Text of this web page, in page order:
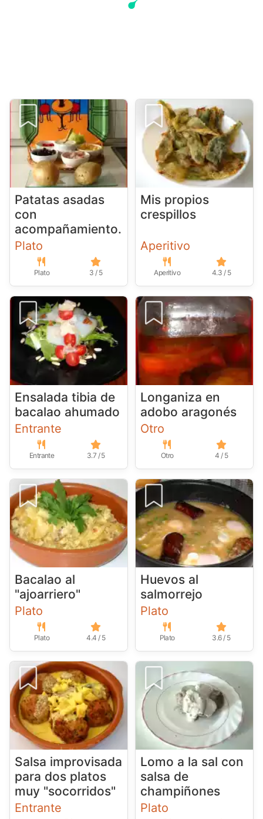
Patatas asadas
con
acompañamiento.
Plato
Plato 3 / 5
Mis propios
crespillos
Aperitivo
Aperitivo 4.3 / 5
Ensalada tibia de
bacalao ahumado
Entrante
Entrante 3.7 / 5
Longaniza en
adobo aragonés
Otro
Otro 4 / 5
Bacalao al
"ajoarriero"
Plato
Plato 4.4 / 5
Huevos al
salmorrejo
Plato
Plato 3.6 / 5
Salsa improvisada
para dos platos
muy "socorridos"
Entrante
Lomo a la sal con
salsa de
champiñones
Plato